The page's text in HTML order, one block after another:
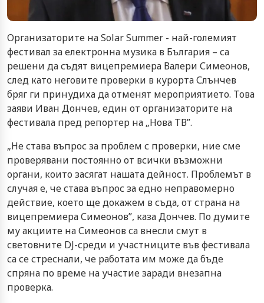
Организаторите на Solar Summer - най-големият
фестивал за електронна музика в България – са
решени да съдят вицепремиера Валери Симеонов,
след като неговите проверки в курорта Слънчев
бряг ги принудиха да отменят мероприятието. Това
заяви Иван Дончев, един от организаторите на
фестивала пред репортер на „Нова ТВ”.
„Не става въпрос за проблем с проверки, ние сме
проверявани постоянно от всички възможни
органи, които засягат нашата дейност. Проблемът в
случая е, че става въпрос за едно неправомерно
действие, което ще докажем в съда, от страна на
вицепремиера Симеонов”, каза Дончев. По думите
му акциите на Симеонов са внесли смут в
световните DJ-среди и участниците във фестивала
са се стреснали, че работата им може да бъде
спряна по време на участие заради внезапна
проверка.